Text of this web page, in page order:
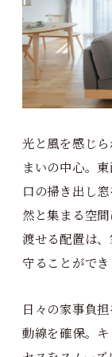
光と風を感じ
まいの中心。
口の掃き出し
然と集まる空
渡せる配置は
守ることができ
日々の家事負
動線を確保。